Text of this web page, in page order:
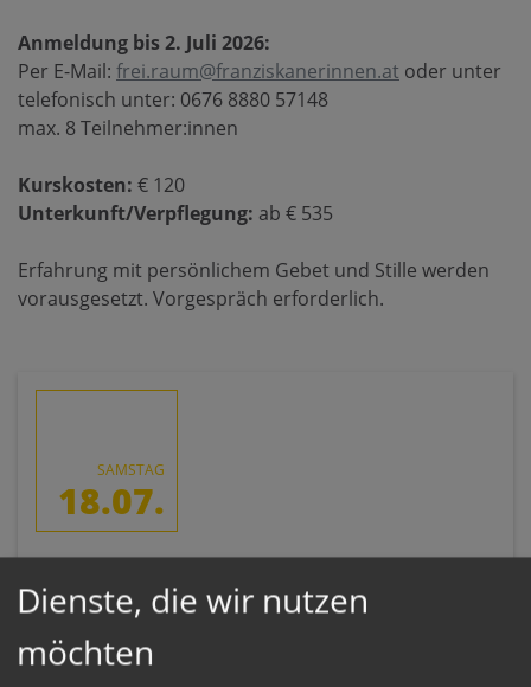
Anmeldung bis 2. Juli 2026:
Per E-Mail: frei.raum@franziskanerinnen.at oder unter
telefonisch unter: 0676 8880 57148
max. 8 Teilnehmer:innen
Kurskosten: € 120
Unterkunft/Verpflegung: ab € 535
Erfahrung mit persönlichem Gebet und Stille werden
vorausgesetzt. Vorgespräch erforderlich.
SAMSTAG
18.07.
Zeit:
BEGINN18. Juli 2026,17:00 Uhr
ENDE 25. Juli 2026,
Dienste, die wir nutzen
möchten